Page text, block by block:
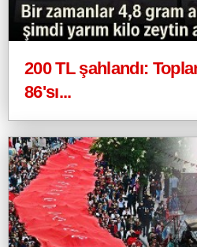
200 TL şahlandı:
86'sı...